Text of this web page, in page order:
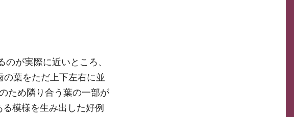
が実際に近いところ、
葉をただ上下左右に並
ため隣り合う葉の一部が
模様を生み出した好例